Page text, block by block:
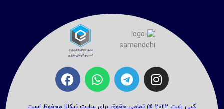
کپی رایت 2022 @ تمامی حقوق برای سایت نیکالا محفوظ است